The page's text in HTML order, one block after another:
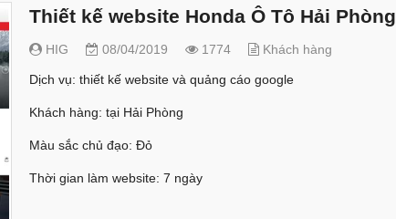
Thiết kế website Honda Ô Tô Hải Phòng
HIG 08/04/2019 1774 Khách hàng
Dịch vụ: thiết kế website và quảng cáo google
Khách hàng: tại Hải Phòng
Màu sắc chủ đạo: Đỏ
Thời gian làm website: 7 ngày